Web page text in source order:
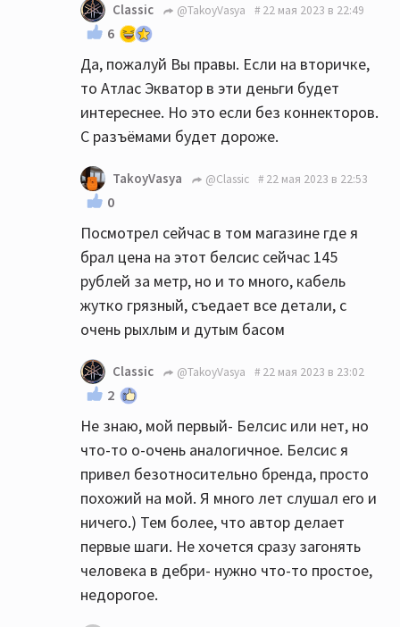
Classic @TakoyVasya 22 мая 2023 в 22:49
6
Да, пожалуй Вы правы. Если на вторичке,
то Атлас Экватор в эти деньги будет
интереснее. Но это если без коннекторов.
С разъёмами будет дороже.
TakoyVasya @Classic 22 мая 2023 в 22:53
0
Посмотрел сейчас в том магазине где я
брал цена на этот белсис сейчас 145
рублей за метр, но и то много, кабель
жутко грязный, съедает все детали, с
очень рыхлым и дутым басом
Classic @TakoyVasya 22 мая 2023 в 23:02
2
Не знаю, мой первый- Белсис или нет, но
что-то о-очень аналогичное. Белсис я
привел безотносительно бренда, просто
похожий на мой. Я много лет слушал его и
ничего.) Тем более, что автор делает
первые шаги. Не хочется сразу загонять
человека в дебри- нужно что-то простое,
недорогое.